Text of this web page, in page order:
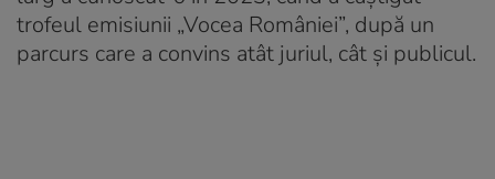
trofeul emisiunii „Vocea României”, după un
parcurs care a convins atât juriul, cât și publicul.